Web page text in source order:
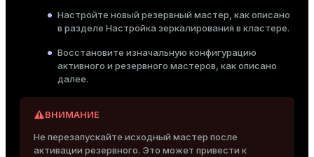
Настройте новый резервный мастер, как описано
в разделе Настройка зеркалирования в кластере.
Восстановите изначальную конфигурацию
активного и резервного мастеров, как описано
далее.
ВНИМАНИЕ
Не перезапускайте исходный мастер после
активации резервного. Это может привести к